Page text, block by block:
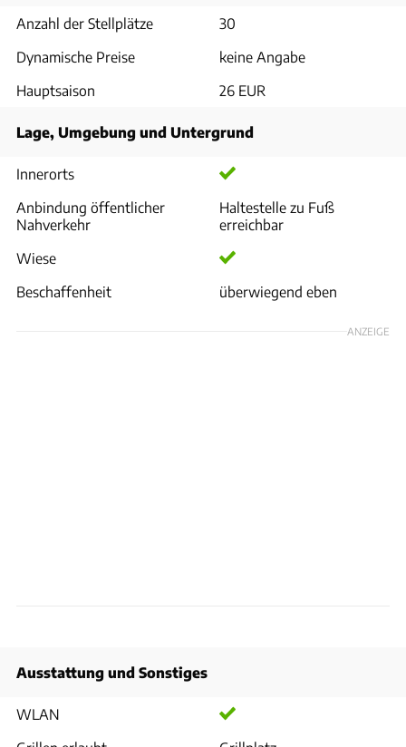
Anzahl der Stellplätze
30
Dynamische Preise
keine Angabe
Hauptsaison
26 EUR
Lage, Umgebung und Untergrund
Innerorts
Anbindung öffentlicher
Nahverkehr
Haltestelle zu Fuß
erreichbar
Wiese
Beschaffenheit
überwiegend eben
ANZEIGE
Ausstattung und Sonstiges
WLAN